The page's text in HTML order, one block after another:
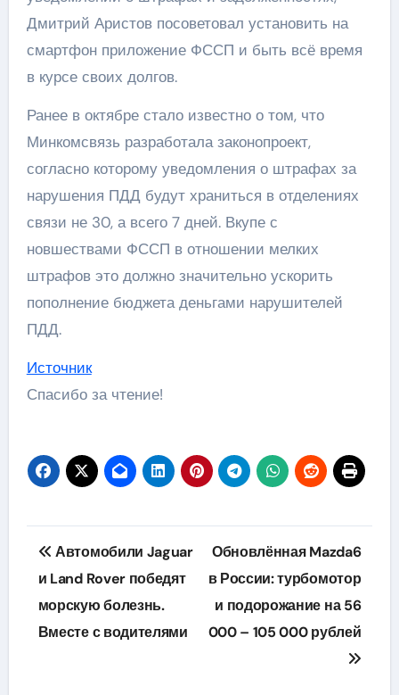
Дмитрий Аристов посоветовал установить на
смартфон приложение ФССП и быть всё время
в курсе своих долгов.
Ранее в октябре стало известно о том, что
Минкомсвязь разработала законопроект,
согласно которому уведомления о штрафах за
нарушения ПДД будут храниться в отделениях
связи не 30, а всего 7 дней. Вкупе с
новшествами ФССП в отношении мелких
штрафов это должно значительно ускорить
пополнение бюджета деньгами нарушителей
ПДД.
Источник
Спасибо за чтение!
Навигация
по
записям
Автомобили Jaguar
и Land Rover победят
морскую болезнь.
Вместе с водителями
Обновлённая Mazda6
в России: турбомотор
и подорожание на 56
000 – 105 000 рублей